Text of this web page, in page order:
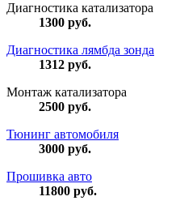
Диагностика катализатора
1300 руб.
Диагностика лямбда зонда
1312 руб.
Монтаж катализатора
2500 руб.
Тюнинг автомобиля
3000 руб.
Прошивка авто
11800 руб.